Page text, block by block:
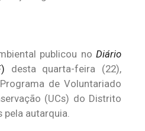
publicou no Diário
desta quarta-feira (22),
de Voluntariado
(UCs) do Distrito
pela autarquia.